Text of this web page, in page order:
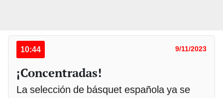
10:44 9/11/2023
¡Concentradas!
La selección de básquet española ya se